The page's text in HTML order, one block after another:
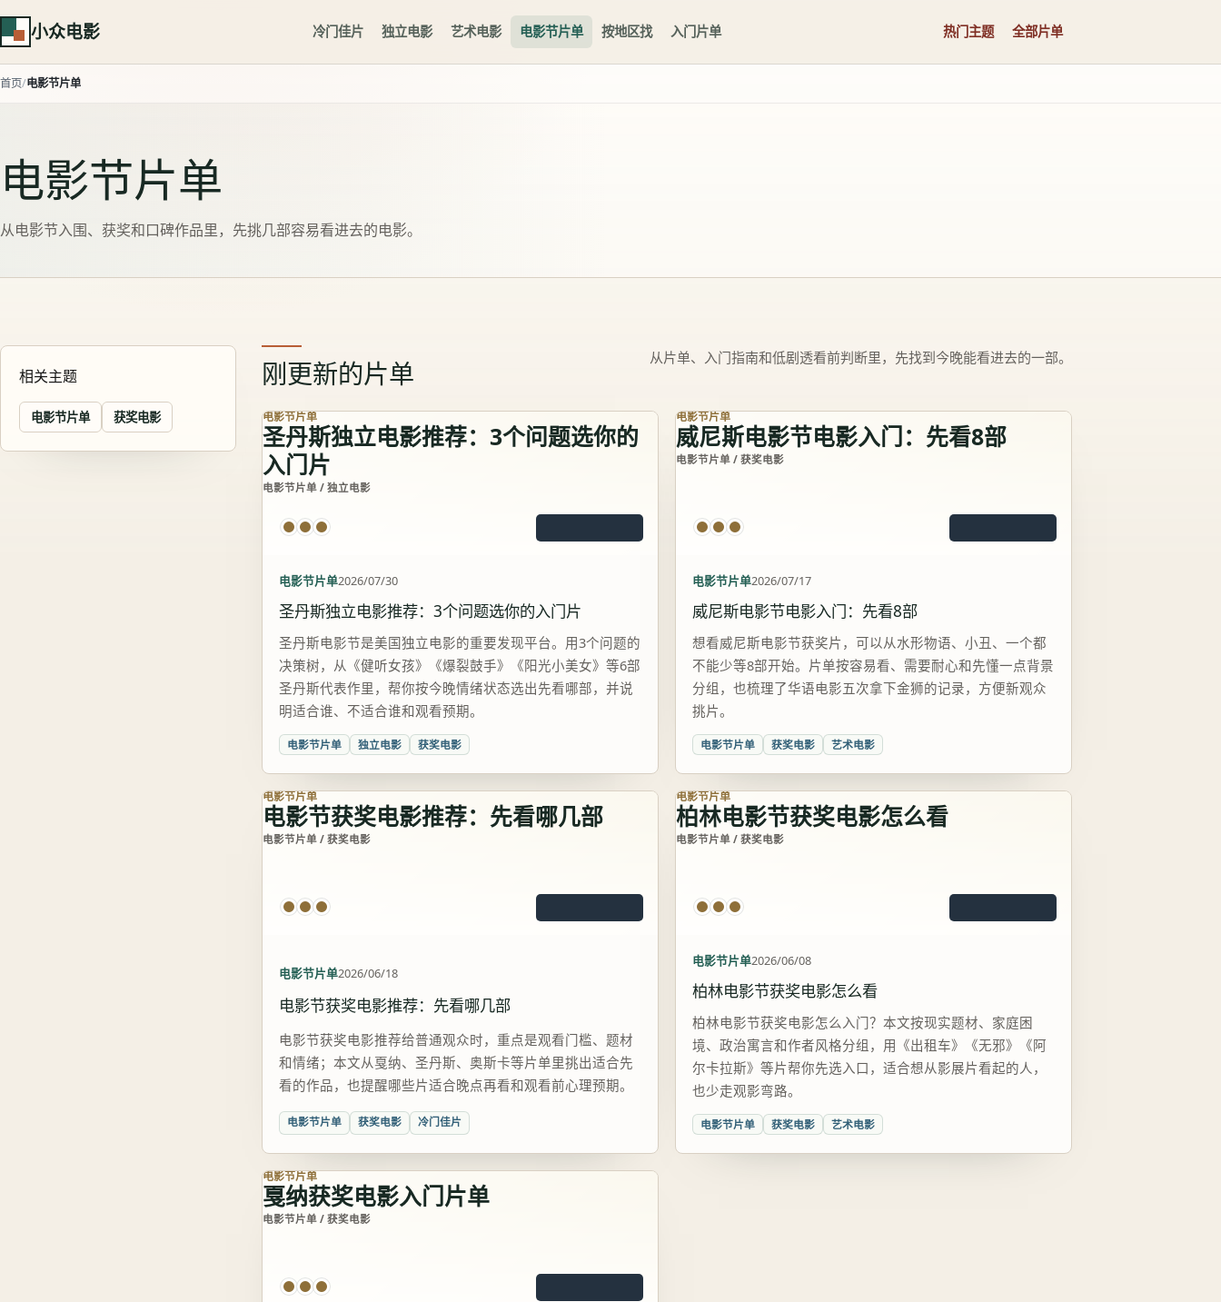
小众电影 冷门佳片 独立电影 艺术电影 电影节片单 按地区找 入门片单 热门主题 全部片单
首页 电影节片单
电影节片单
从电影节入围、获奖和口碑作品里，先挑几部容易看进去的电影。
相关主题
电影节片单 获奖电影
刚更新的片单 从片单、入门指南和低剧透看前判断里，先找到今晚能看进去的一部。
电影节片单
圣丹斯独立电影推荐：3个问题选你的
入门片
电影节片单 / 独立电影
电影节片单2026/07/30
圣丹斯独立电影推荐：3个问题选你的入门片
圣丹斯电影节是美国独立电影的重要发现平台。用3个问题的
决策树，从《健听女孩》《爆裂鼓手》《阳光小美女》等6部
圣丹斯代表作里，帮你按今晚情绪状态选出先看哪部，并说
明适合谁、不适合谁和观看预期。
电影节片单 独立电影 获奖电影
电影节片单
威尼斯电影节电影入门：先看8部
电影节片单 / 获奖电影
电影节片单2026/07/17
威尼斯电影节电影入门：先看8部
想看威尼斯电影节获奖片，可以从水形物语、小丑、一个都
不能少等8部开始。片单按容易看、需要耐心和先懂一点背景
分组，也梳理了华语电影五次拿下金狮的记录，方便新观众
挑片。
电影节片单 获奖电影 艺术电影
电影节片单
电影节获奖电影推荐：先看哪几部
电影节片单 / 获奖电影
电影节片单2026/06/18
电影节获奖电影推荐：先看哪几部
电影节获奖电影推荐给普通观众时，重点是观看门槛、题材
和情绪；本文从戛纳、圣丹斯、奥斯卡等片单里挑出适合先
看的作品，也提醒哪些片适合晚点再看和观看前心理预期。
电影节片单 获奖电影 冷门佳片
电影节片单
柏林电影节获奖电影怎么看
电影节片单 / 获奖电影
电影节片单2026/06/08
柏林电影节获奖电影怎么看
柏林电影节获奖电影怎么入门？本文按现实题材、家庭困
境、政治寓言和作者风格分组，用《出租车》《无邪》《阿
尔卡拉斯》等片帮你先选入口，适合想从影展片看起的人，
也少走观影弯路。
电影节片单 获奖电影 艺术电影
电影节片单
戛纳获奖电影入门片单
电影节片单 / 获奖电影